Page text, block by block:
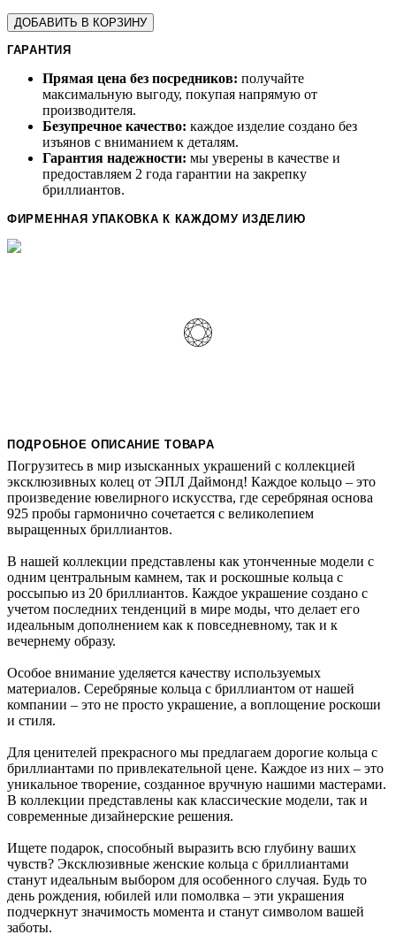
ДОБАВИТЬ В КОРЗИНУ
ГАРАНТИЯ
Прямая цена без посредников: получайте
максимальную выгоду, покупая напрямую от
производителя.
Безупречное качество: каждое изделие создано без
изъянов с вниманием к деталям.
Гарантия надежности: мы уверены в качестве и
предоставляем 2 года гарантии на закрепку
бриллиантов.
ФИРМЕННАЯ УПАКОВКА К КАЖДОМУ ИЗДЕЛИЮ
ПОДРОБНОЕ ОПИСАНИЕ ТОВАРА
Погрузитесь в мир изысканных украшений с коллекцией
эксклюзивных колец от ЭПЛ Даймонд! Каждое кольцо – это
произведение ювелирного искусства, где серебряная основа
925 пробы гармонично сочетается с великолепием
выращенных бриллиантов.
В нашей коллекции представлены как утонченные модели с
одним центральным камнем, так и роскошные кольца с
россыпью из 20 бриллиантов. Каждое украшение создано с
учетом последних тенденций в мире моды, что делает его
идеальным дополнением как к повседневному, так и к
вечернему образу.
Особое внимание уделяется качеству используемых
материалов. Серебряные кольца с бриллиантом от нашей
компании – это не просто украшение, а воплощение роскоши
и стиля.
Для ценителей прекрасного мы предлагаем дорогие кольца с
бриллиантами по привлекательной цене. Каждое из них – это
уникальное творение, созданное вручную нашими мастерами.
В коллекции представлены как классические модели, так и
современные дизайнерские решения.
Ищете подарок, способный выразить всю глубину ваших
чувств? Эксклюзивные женские кольца с бриллиантами
станут идеальным выбором для особенного случая. Будь то
день рождения, юбилей или помолвка – эти украшения
подчеркнут значимость момента и станут символом вашей
заботы.